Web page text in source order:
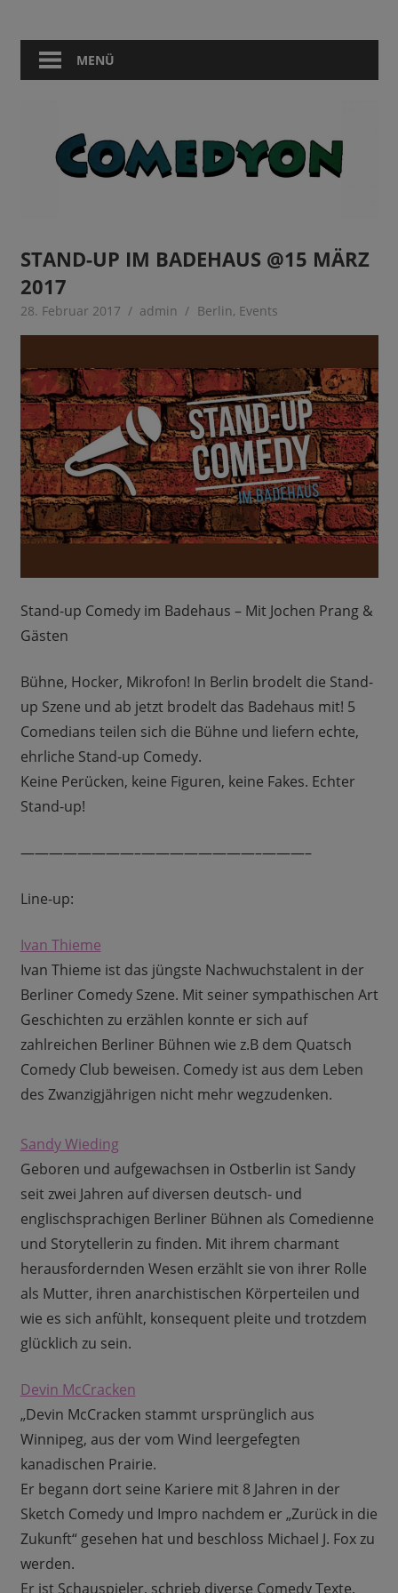
springen
Comedyon
Berlin
MENÜ
STAND-UP IM BADEHAUS @15 MÄRZ
2017
28. Februar 2017 admin Berlin, Events
Stand-up Comedy im Badehaus – Mit Jochen Prang &
Gästen
Bühne, Hocker, Mikrofon! In Berlin brodelt die Stand-
up Szene und ab jetzt brodelt das Badehaus mit! 5
Comedians teilen sich die Bühne und liefern echte,
ehrliche Stand-up Comedy.
Keine Perücken, keine Figuren, keine Fakes. Echter
Stand-up!
————————–————————–———–
Line-up:
Ivan Thieme
Ivan Thieme ist das jüngste Nachwuchstalent in der
Berliner Comedy Szene. Mit seiner sympathischen Art
Geschichten zu erzählen konnte er sich auf
zahlreichen Berliner Bühnen wie z.B dem Quatsch
Comedy Club beweisen. Comedy ist aus dem Leben
des Zwanzigjährigen nicht mehr wegzudenken.
Sandy Wieding
Geboren und aufgewachsen in Ostberlin ist Sandy
seit zwei Jahren auf diversen deutsch- und
englischsprachigen Berliner Bühnen als Comedienne
und Storytellerin zu finden. Mit ihrem charmant
herausfordernden Wesen erzählt sie von ihrer Rolle
als Mutter, ihren anarchistischen Körperteilen und
wie es sich anfühlt, konsequent pleite und trotzdem
glücklich zu sein.
Devin McCracken
„Devin McCracken stammt ursprünglich aus
Winnipeg, aus der vom Wind leergefegten
kanadischen Prairie.
Er begann dort seine Kariere mit 8 Jahren in der
Sketch Comedy und Impro nachdem er „Zurück in die
Zukunft“ gesehen hat und beschloss Michael J. Fox zu
werden.
Er ist Schauspieler, schrieb diverse Comedy Texte,